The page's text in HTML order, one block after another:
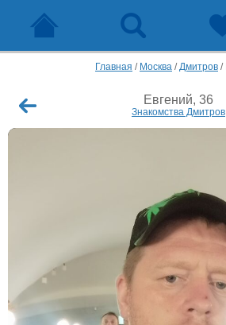
Главная / Москва /Дмитров /
Евгений, 36
Знакомства Дмитров